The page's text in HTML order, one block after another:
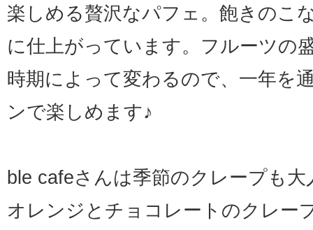
楽しめる贅沢なパフェ。飽きのこ
に仕上がっています。フルーツの
時期によって変わるので、一年を
ンで楽しめます♪
ble cafeさんは季節のクレープも
オレンジとチョコレートのクレー